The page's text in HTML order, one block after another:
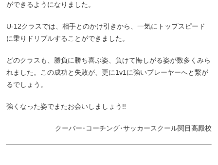
ができるようになりました。
U-12クラスでは、相手とのかけ引きから、一気にトップスピード
に乗りドリブルすることができました。
どのクラスも、勝負に勝ち喜ぶ姿、負けて悔しがる姿が数多くみら
れました。この成功と失敗が、更に1v1に強いプレーヤーへと繋が
るでしょう。
強くなった姿でまたお会いしましょう!!
クーバー･コーチング･サッカースクール関目高殿校